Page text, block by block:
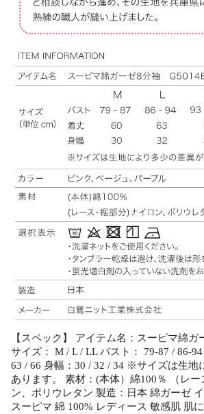
【スペック】 アイテム名：スーピマ綿ガ
サイズ： M / L / LL バスト： 79-87 / 86-
63 / 66 身幅：30 / 32 / 34 ※サイズは生地
あります。 素材：(本体）綿100％ （レー
ン、ポリウレタン 製造：日本 綿ガーゼ
スーピマ 綿 100% レディース 敏感肌 肌